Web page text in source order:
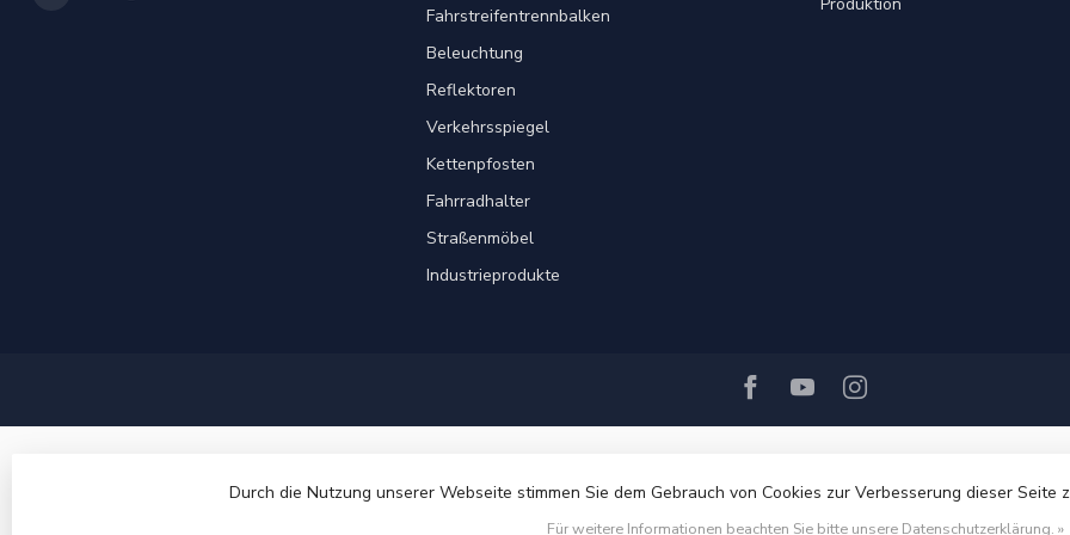
Fahrstreifentrennbalken
Beleuchtung
Reflektoren
Verkehrsspiegel
Kettenpfosten
Fahrradhalter
Straßenmöbel
Industrieprodukte
© Copyright 2026 Ri-Traffic
Durch die Nutzung unserer Webseite stimmen Sie dem Gebrauch von Cookies zur Verbesserung dieser Seite
Für weitere Informationen beachten Sie bitte unsere Datenschutzerklärung. »